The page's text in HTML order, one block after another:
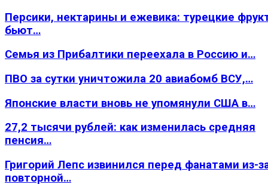
Персики, нектарины и ежевика: турецкие
бьют…
Семья из Прибалтики переехала в Россию и…
ПВО за сутки уничтожила 20 авиабомб ВСУ,…
Японские власти вновь не упомянули США в…
27,2 тысячи рублей: как изменилась средняя
пенсия…
Григорий Лепс извинился перед фанатами из-
повторной…